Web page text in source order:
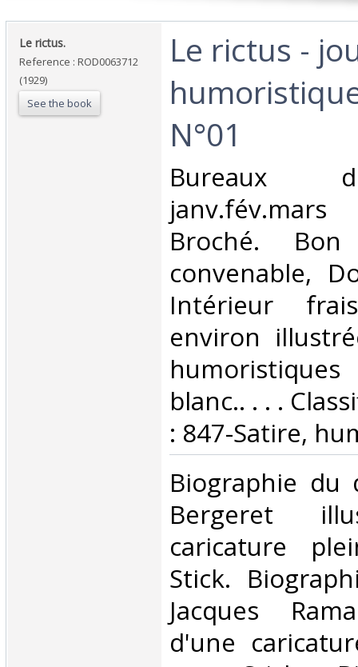
‎Le rictus.‎
Reference : ROD0063712
(1929)
See the book
‎Le rictus -
N°01‎
‎Bureaux
Broché.
convenable,
Intérieur
environ
blanc.. . . .
: 847-Satire,
‎Biographie du
Bergeret
caricature
Stick.
Jacques
d'une